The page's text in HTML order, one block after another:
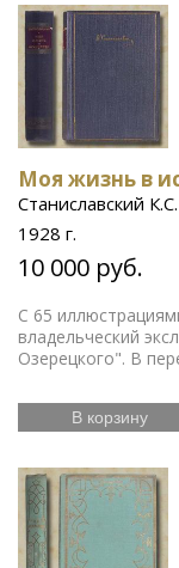
Моя жизнь в
Станиславский К.С.
1928 г.
10 000 руб.
С 65
владельческий
Озерецкого". В
В корзину